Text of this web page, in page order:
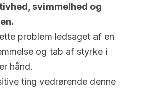
svimmelhed og
problem ledsaget af en
og tab af styrke i
hånd.
ting vedrørende denne